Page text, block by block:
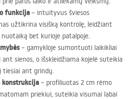
funkcija – intuityvus šviesos
užtikrina visišką kontrolę, leidžiant
bet kurioje patalpoje.
– gamykloje sumontuoti laikikliai
sienos, o išskleidžiama kojelė suteikia
tiesiai ant grindų.
– profiliuotas 2 cm rėmo
priekiui, suteikia visumai labai